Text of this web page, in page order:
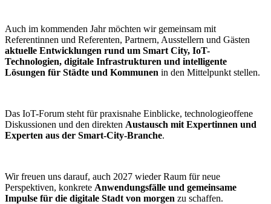
Auch im kommenden Jahr möchten wir gemeinsam mit
Referentinnen und Referenten, Partnern, Ausstellern und Gästen
aktuelle Entwicklungen rund um Smart City, IoT-
Technologien, digitale Infrastrukturen und intelligente
Lösungen für Städte und Kommunen in den Mittelpunkt stellen.
Das IoT-Forum steht für praxisnahe Einblicke, technologieoffene
Diskussionen und den direkten Austausch mit Expertinnen und
Experten aus der Smart-City-Branche.
Wir freuen uns darauf, auch 2027 wieder Raum für neue
Perspektiven, konkrete Anwendungsfälle und gemeinsame
Impulse für die digitale Stadt von morgen zu schaffen.